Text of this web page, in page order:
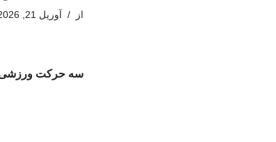
از آوریل 21, 2026
سه حرکت ورزشی